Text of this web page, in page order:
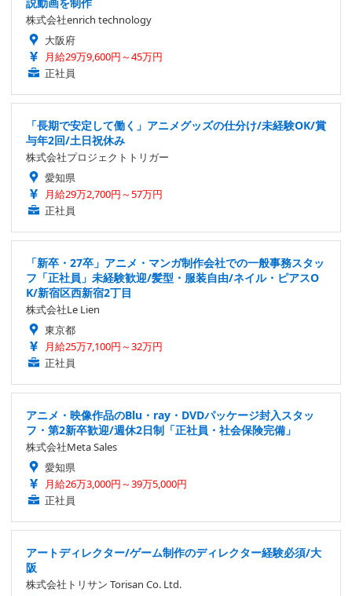
株式会社enrich technology
大阪府
月給29万9,600円～45万円
正社員
「長期で安定して働く」アニメグッズの仕分け/未経験OK/賞
与年2回/土日祝休み
株式会社プロジェクトトリガー
愛知県
月給29万2,700円～57万円
正社員
「新卒・27卒」アニメ・マンガ制作会社での一般事務スタッ
フ「正社員」未経験歓迎/髪型・服装自由/ネイル・ピアスO
K/新宿区西新宿2丁目
株式会社Le Lien
東京都
月給25万7,100円～32万円
正社員
アニメ・映像作品のBlu・ray・DVDパッケージ封入スタッ
フ・第2新卒歓迎/週休2日制「正社員・社会保険完備」
株式会社Meta Sales
愛知県
月給26万3,000円～39万5,000円
正社員
アートディレクター/ゲーム制作のディレクター経験必須/大
阪
株式会社トリサン Torisan Co. Ltd.